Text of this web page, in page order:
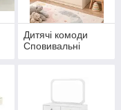
Дитячі комоди
Сповивальні